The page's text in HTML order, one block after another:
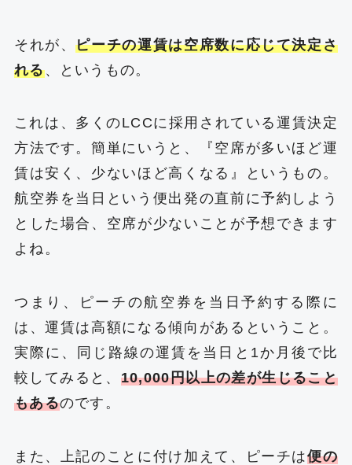
それが、ピーチの運賃は空席数に応じて決定さ
れる、というもの。
これは、多くのLCCに採用されている運賃決定
方法です。簡単にいうと、『空席が多いほど運
賃は安く、少ないほど高くなる』というもの。
航空券を当日という便出発の直前に予約しよう
とした場合、空席が少ないことが予想できます
よね。
つまり、ピーチの航空券を当日予約する際に
は、運賃は高額になる傾向があるということ。
実際に、同じ路線の運賃を当日と1か月後で比
較してみると、 10,000円以上の差が生じること
もあるのです。
また、上記のことに付け加えて、ピーチは便の